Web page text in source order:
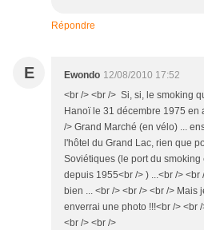
Répondre
E Ewondo 12/08/2010 17:52
<br /> <br /> Si, si, le smoking
Hanoï le 31 décembre 1975 en
/> Grand Marché (en vélo) ...
l'hôtel du Grand Lac, rien que
Soviétiques (le port du
depuis 1955<br /> ) ...<br />
bien ... <br /> <br /> <br />
enverrai une photo !!!<br /> <br
<br /> <br />